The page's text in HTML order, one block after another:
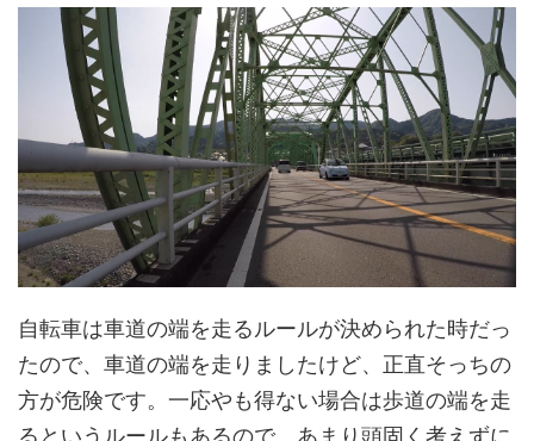
自転車は車道の端を走るルールが決められた時だっ
たので、車道の端を走りましたけど、正直そっちの
方が危険です。一応やも得ない場合は歩道の端を走
るというルールもあるので、あまり頭固く考えずに